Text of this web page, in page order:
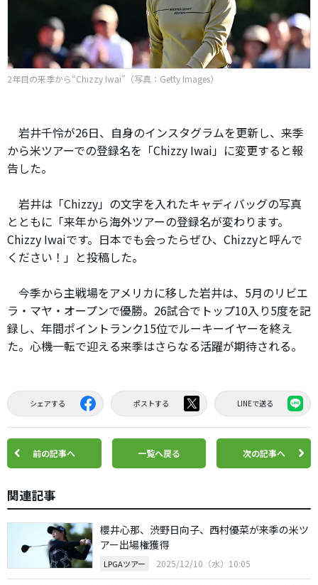
2年目の来季から“Chizzy Iwai”（写真：Getty Images）
岩井千怜が26日、自身のインスタグラムを更新し、来季
から米ツアーでの登録名を「Chizzy Iwai」に変更すると報
告した。
岩井は「Chizzy」の文字を入れたキャディバッグの写真
とともに「来年から海外ツアーの登録名が変わります。
Chizzy Iwaiです。日本でも会ったらぜひ、Chizzyと呼んで
ください！」と投稿した。
今季から主戦場をアメリカに移した岩井は、5月のリビエ
ラ・マヤ・オープンで優勝。26試合でトップ10入り5度を記
録し、年間ポイントランク15位でルーキーイヤーを終え
た。心機一転で迎える来季はさらなる活躍が期待される。
シェアする ポストする LINEで送る
前の記事へ 一覧へ戻る 次の記事へ
関連記事
櫻井心那、渋野日向子、西村優菜が来季の米ツ
アー出場権獲得
LPGAツアー 2025/12/10（水）10:05